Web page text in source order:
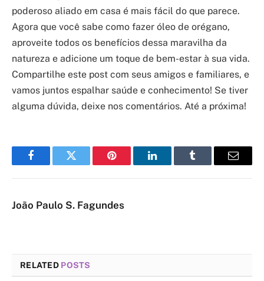
poderoso aliado em casa é mais fácil do que parece.
Agora que você sabe como fazer óleo de orégano,
aproveite todos os benefícios dessa maravilha da
natureza e adicione um toque de bem-estar à sua vida.
Compartilhe este post com seus amigos e familiares, e
vamos juntos espalhar saúde e conhecimento! Se tiver
alguma dúvida, deixe nos comentários. Até a próxima!
FacebookTwitter Pinterest LinkedInTumblr Email
João Paulo S. Fagundes
RELATED POSTS